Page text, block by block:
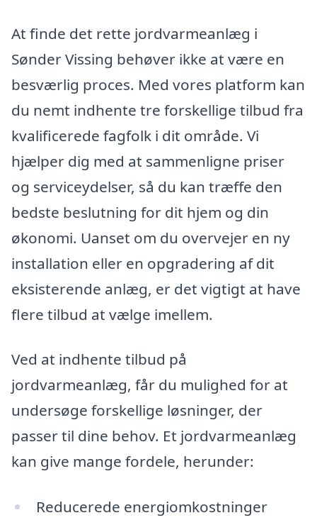
At finde det rette jordvarmeanlæg i
Sønder Vissing behøver ikke at være en
besværlig proces. Med vores platform kan
du nemt indhente tre forskellige tilbud fra
kvalificerede fagfolk i dit område. Vi
hjælper dig med at sammenligne priser
og serviceydelser, så du kan træffe den
bedste beslutning for dit hjem og din
økonomi. Uanset om du overvejer en ny
installation eller en opgradering af dit
eksisterende anlæg, er det vigtigt at have
flere tilbud at vælge imellem.
Ved at indhente tilbud på
jordvarmeanlæg, får du mulighed for at
undersøge forskellige løsninger, der
passer til dine behov. Et jordvarmeanlæg
kan give mange fordele, herunder:
Reducerede energiomkostninger